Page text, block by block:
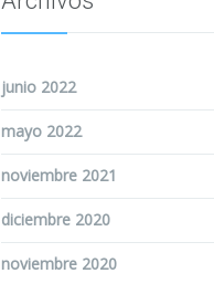
junio 2022
mayo 2022
noviembre 2021
diciembre 2020
noviembre 2020